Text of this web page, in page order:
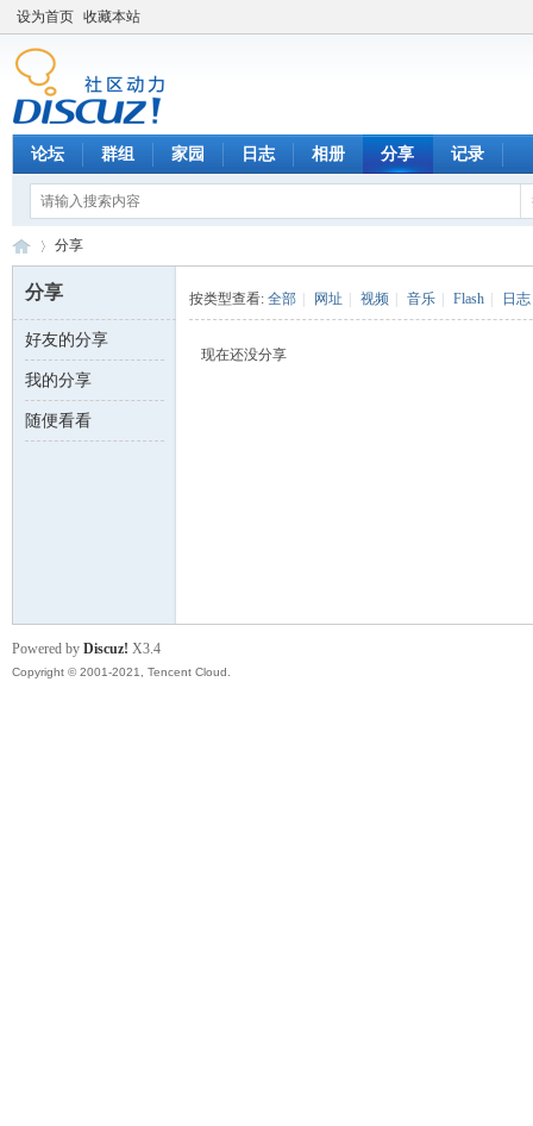
设为首页 收藏本站
论坛 群组 家园 日志 相册 分享 记录
数 ›
分享
分享
好友的分享
我的分享
随便看看
按类型查看: 全部 网址 视频 音乐 Flash 日志
现在还没分享
Powered by Discuz! X3.4
Copyright © 2001-2021, Tencent Cloud.